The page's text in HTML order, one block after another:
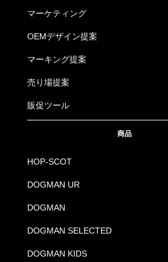
マーケティング
OEMデザイン提案
マーキング提案
売り場提案
販促ツール
商品
HOP-SCOT
DOGMAN UR
DOGMAN
DOGMAN SELECTED
DOGMAN KIDS